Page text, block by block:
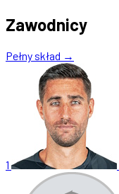
Zawodnicy
Pełny skład →
1